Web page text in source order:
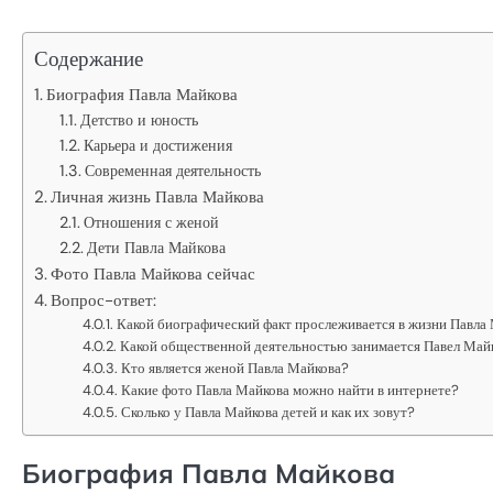
Содержание
Биография Павла Майкова
Детство и юность
Карьера и достижения
Современная деятельность
Личная жизнь Павла Майкова
Отношения с женой
Дети Павла Майкова
Фото Павла Майкова сейчас
Вопрос-ответ:
Какой биографический факт прослеживается в жизни
Какой общественной деятельностью занимается Павел
Кто является женой Павла Майкова?
Какие фото Павла Майкова можно найти в интернете?
Сколько у Павла Майкова детей и как их зовут?
Биография Павла Майкова